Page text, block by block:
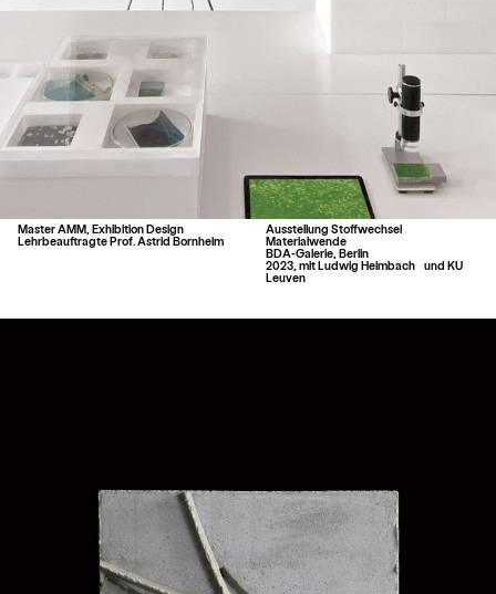
Master AMM, Exhibition Design
Lehrbeauftragte Prof. Astrid Bornheim
Ausstellung Stoffwechsel
Materialwende
BDA-Galerie, Berlin
2023, mit Ludwig Heimbach und KU
Leuven